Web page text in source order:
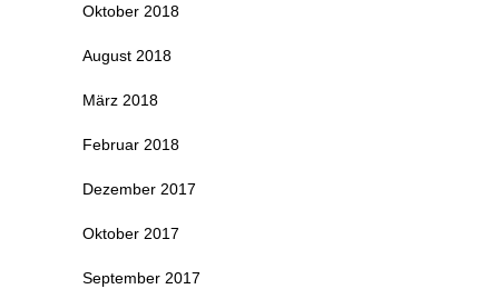
Oktober 2018
August 2018
März 2018
Februar 2018
Dezember 2017
Oktober 2017
September 2017